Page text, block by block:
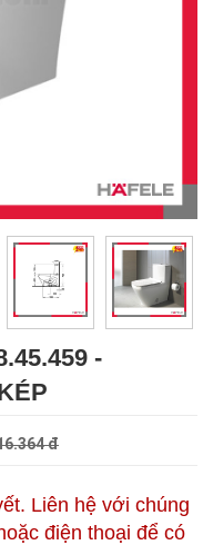
-
đ
Liên hệ với chúng
điện thoại để có